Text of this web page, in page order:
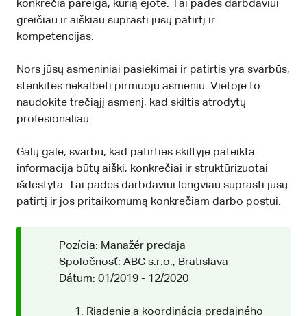
konkrečia pareiga, kurią ėjote. Tai padės darbdaviui
greičiau ir aiškiau suprasti jūsų patirtį ir
kompetencijas.
Nors jūsų asmeniniai pasiekimai ir patirtis yra svarbūs,
stenkitės nekalbėti pirmuoju asmeniu. Vietoje to
naudokite trečiąjį asmenį, kad skiltis atrodytų
profesionaliau.
Galų gale, svarbu, kad patirties skiltyje pateikta
informacija būtų aiški, konkrečiai ir struktūrizuotai
išdėstyta. Tai padės darbdaviui lengviau suprasti jūsų
patirtį ir jos pritaikomumą konkrečiam darbo postui.
Pozícia: Manažér predaja
Spoločnosť: ABC s.r.o., Bratislava
Dátum: 01/2019 - 12/2020
Riadenie a koordinácia predajného